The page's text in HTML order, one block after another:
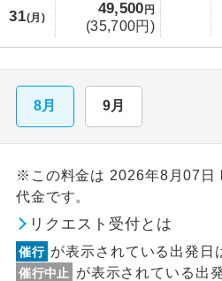
31(月)
49,500 円
(35,700円)
8月 9月
※この料金は 2026年8月07日
代金です。
リクエスト受付とは
催行 が表示されている出発日
催行中止
が表示されている出